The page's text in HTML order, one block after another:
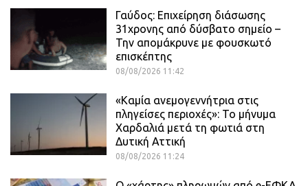
Γαύδος: Επιχείρηση διάσωσης
31χρονης από δύσβατο σημείο –
Την απομάκρυνε με φουσκωτό
επισκέπτης
08/08/2026 11:42
«Καμία ανεμογεννήτρια στις
πληγείσες περιοχές»: Το μήνυμα
Χαρδαλιά μετά τη φωτιά στη
Δυτική Αττική
08/08/2026 11:24